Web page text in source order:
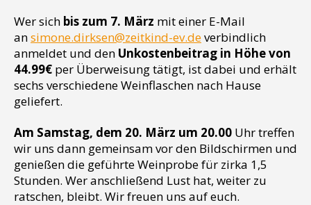
Wer sich bis zum 7. März mit einer E-Mail
ansimone.dirksen@zeitkind-ev.deverbindlich
anmeldet und den Unkostenbeitrag in Höhe von
44.99€ per Überweisung tätigt, ist dabei und erhält
sechs verschiedene Weinflaschen nach Hause
geliefert.
Am Samstag, dem 20. März um 20.00 Uhr treffen
wir uns dann gemeinsam vor den Bildschirmen und
genießen die geführte Weinprobe für zirka 1,5
Stunden. Wer anschließend Lust hat, weiter zu
ratschen, bleibt. Wir freuen uns auf euch.